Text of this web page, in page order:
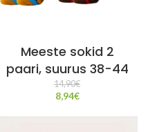
Meeste sokid 2
paari, suurus 38-44
14,90€
8,94€